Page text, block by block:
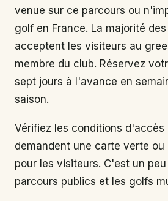
venue sur ce parcours ou
golf en France. La majorité
acceptent les visiteurs au
membre du club. Réservez
sept jours à l'avance en
saison.
Vérifiez les conditions d'accès
demandent une carte verte ou
pour les visiteurs. C'est un
parcours publics et les golfs